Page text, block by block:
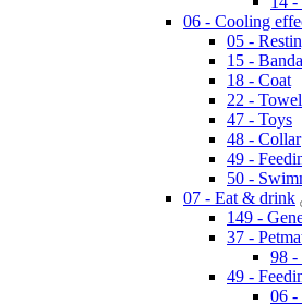
06 - Cooling
05 -
15 -
18 - Coat
22 - Towel
47 - Toys
48 - Collar
49 -
50 -
07 - Eat & drink
149 -
37 -
98 -
49 -
06 -